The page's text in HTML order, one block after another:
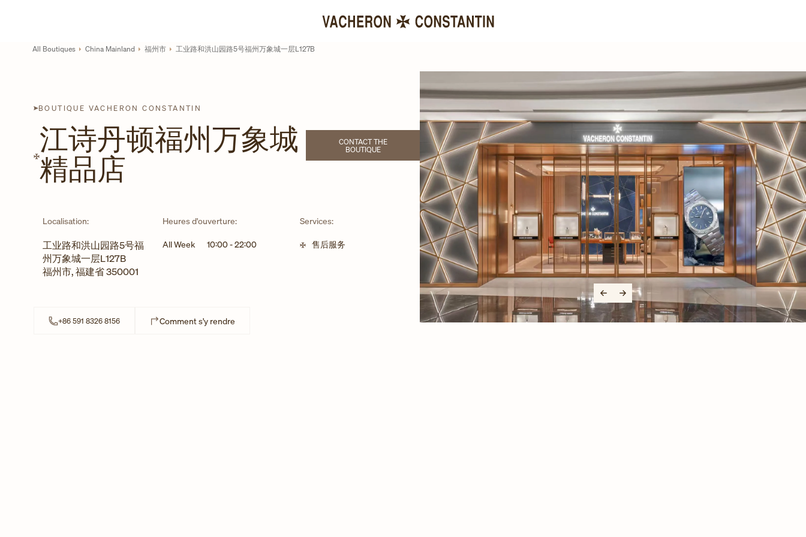
Return to Nav
All Boutiques China Mainland 福州市 工业路和洪山园路5号福州万象城一层L127B
BOUTIQUE VACHERON CONSTANTIN
江诗丹顿福州万象城
精品店
CONTACT THE
BOUTIQUE
LINK OPENS IN NEW TAB
Localisation:
工业路和洪山园路5号福
州万象城一层L127B
福州市,福建省350001
Heures d'ouverture:
All Week 10:00-22:00
Services:
售后服务
+86 591 8326 8156 Comment s'y rendre